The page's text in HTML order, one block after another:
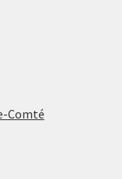
Comté